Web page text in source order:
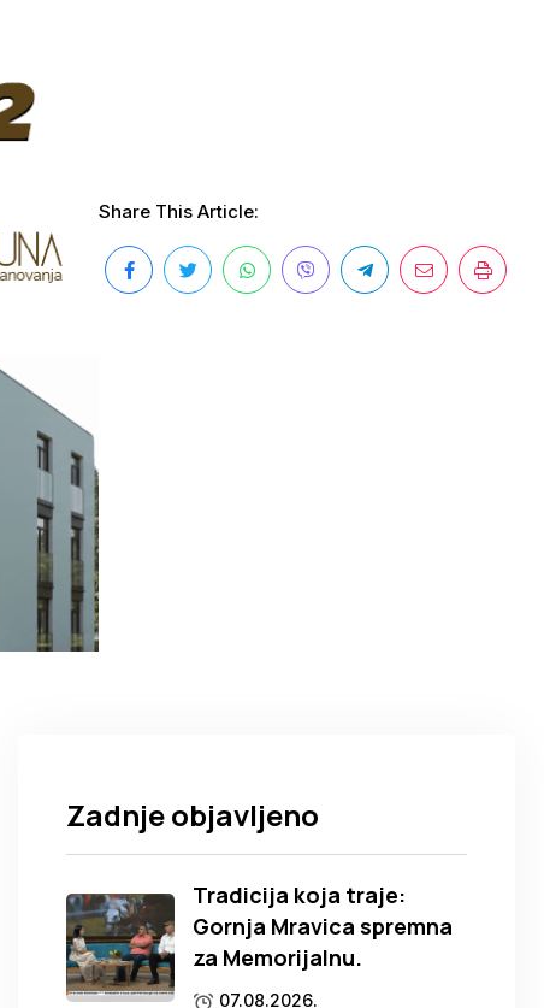
Share This Article:
Zadnje objavljeno
Tradicija koja traje:
Gornja Mravica spremna
za Memorijalnu.
07.08.2026.